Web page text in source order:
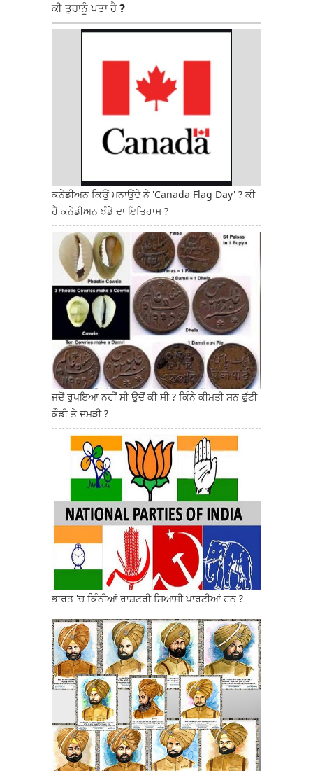
ਕੀ ਤੁਹਾਨੂੰ ਪਤਾ ਹੈ ?
ਕਨੇਡੀਅਨ ਕਿਉਂ ਮਨਾਉਂਦੇ ਨੇ 'Canada Flag Day' ? ਕੀ
ਹੈ ਕਨੇਡੀਅਨ ਝੰਡੇ ਦਾ ਇਤਿਹਾਸ ?
ਜਦੋਂ ਰੁਪਇਆ ਨਹੀਂ ਸੀ ਉਦੋਂ ਕੀ ਸੀ ? ਕਿੰਨੇ ਕੀਮਤੀ ਸਨ ਫੁੱਟੀ
ਕੌਡੀ ਤੇ ਦਮੜੀ ?
ਭਾਰਤ 'ਚ ਕਿੰਨੀਆਂ ਰਾਸ਼ਟਰੀ ਸਿਆਸੀ ਪਾਰਟੀਆਂ ਹਨ ?